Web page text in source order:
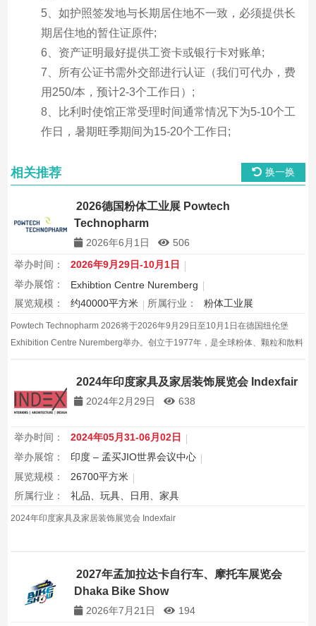
5、如护照签发地与长期居住地不一致，必须提供长
期居住地的暂住证原件;
6、资产证明最好提供工资卡或银行卡对账单;
7、所有公证书需外交部进行认证（我们可代办，费
用250/本，预计2-3个工作日）;
8、比利时使馆正常受理时间通常情况下为5-10个工
作日，暑期旺季期间为15-20个工作日;
相关推荐 换一换
2026德国粉体工业展 Powtech
Technopharm
2026年6月1日
506
举办时间：
2026年9月29日-10月1日
举办展馆：
Exhibtion Centre Nuremberg
展览规模：
约40000平方米 所属行业： 粉体工业展
Powtech Technopharm 2026将于2026年9月29日至10月1日在德国纽伦堡
Exhibition Centre Nuremberg举办。创立于1977年，是全球粉体、颗粒和散料
处理技术与分析领域的顶级展览会。
2024年印度家具及家居装饰展览会 Indexfair
2024年2月29日 638
举办时间：
2024年05月31-06月02日
举办展馆：
印度 – 孟买JIO世界会议中心
展览规模：
26700平方米
所属行业：
礼品、玩具、日用、家具
2024年印度家具及家居装饰展览会 Indexfair
2027年孟加拉达卡自行车、摩托车展览会
Dhaka Bike Show
2026年7月21日
194